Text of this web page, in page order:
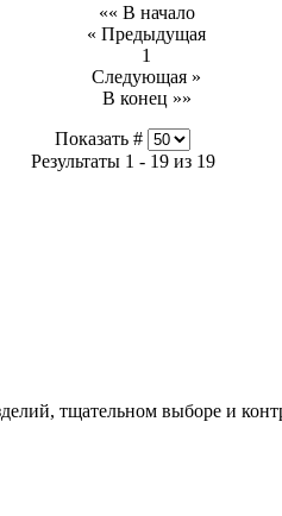
«« В начало
« Предыдущая
1
Следующая »
В конец »»
Показать #
Результаты 1 - 19 из 19
тщательном выборе и